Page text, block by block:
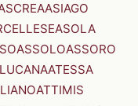
ASIAGO
ASOLA
ASSOLOASSORO
ATESSA
ATTIMIS